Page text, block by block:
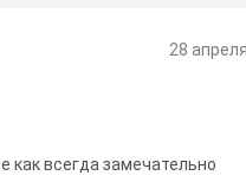
28
как всегда замечательно